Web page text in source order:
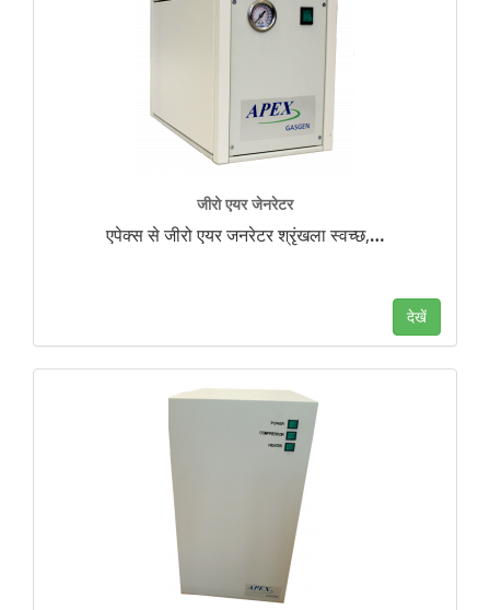
जीरो एयर जेनरेटर
एपेक्स से जीरो एयर जनरेटर श्रृंखला स्वच्छ,…
देखें